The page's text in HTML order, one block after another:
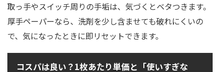
取っ手やスイッチ周りの手垢は、気づくとベタつきます。
厚手ペーパーなら、洗剤を少し含ませても破れにくいの
で、気になったときに即リセットできます。
コスパは良い？1枚あたり単価と「使いすぎな